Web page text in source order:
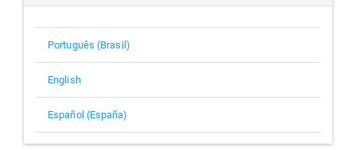
Português (Brasil)
English
Español (España)